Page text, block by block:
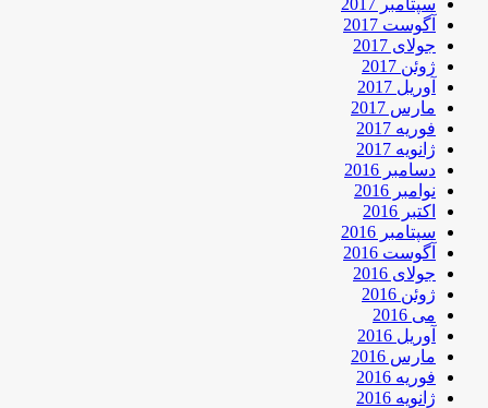
آگوست 2017
جولای 2017
ژوئن 2017
آوریل 2017
مارس 2017
فوریه 2017
ژانویه 2017
دسامبر 2016
نوامبر 2016
اکتبر 2016
سپتامبر 2016
آگوست 2016
جولای 2016
ژوئن 2016
می 2016
آوریل 2016
مارس 2016
فوریه 2016
ژانویه 2016